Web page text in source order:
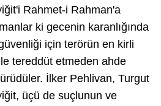
Rahmet-i Rahman'a
ki gecenin karanlığında
için terörün en kirli
tereddüt etmeden ahde
İlker Pehlivan, Turgut
üçü de suçlunun ve